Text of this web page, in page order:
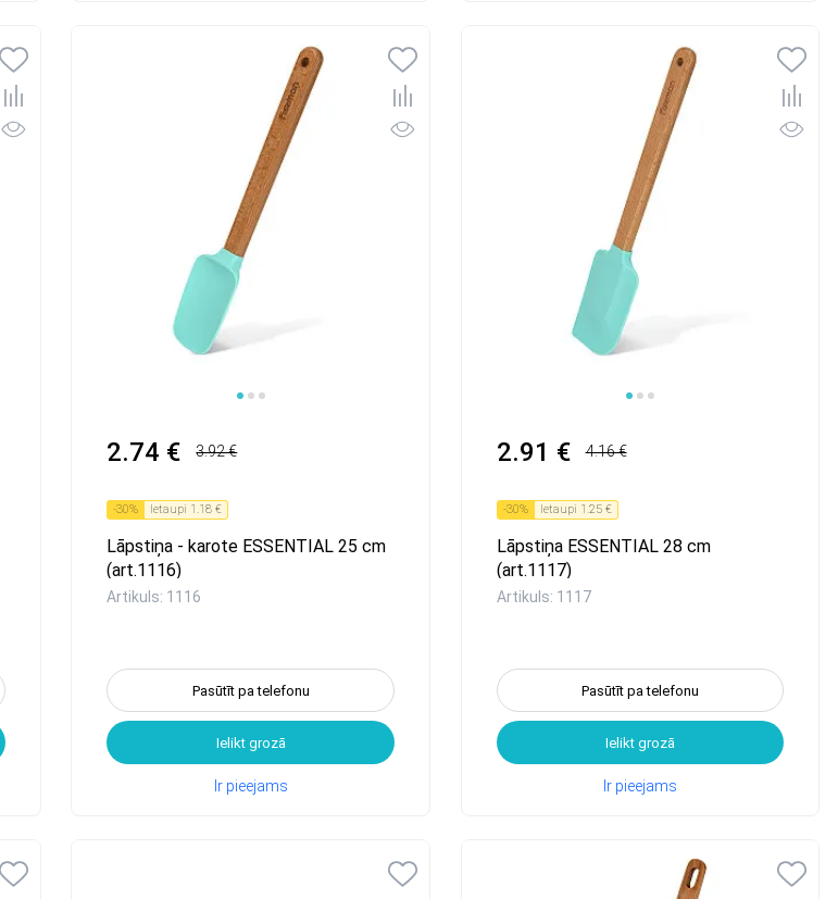
2.74 € 3.92 €
-30% Ietaupi 1.18 €
Lāpstiņa - karote ESSENTIAL 25 cm
(art.1116)
Artikuls: 1116
Pasūtīt pa telefonu
Ielikt grozā
Ir pieejams
2.91 € 4.16 €
-30% Ietaupi 1.25 €
Lāpstiņa ESSENTIAL 28 cm
(art.1117)
Artikuls: 1117
Pasūtīt pa telefonu
Ielikt grozā
Ir pieejams